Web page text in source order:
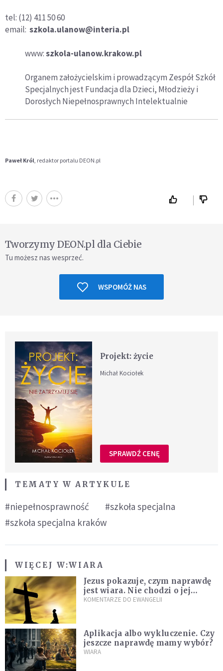
tel: (12) 411 50 60
email: szkola.ulanow@interia.pl
www:szkola-ulanow.krakow.pl
Organem założycielskim i prowadzącym Zespół Szkół
Specjalnych jest Fundacja dla Dzieci, Młodzieży i
Dorosłych Niepełnosprawnych Intelektualnie
Paweł Król, redaktor portalu DEON.pl
Tworzymy DEON.pl dla Ciebie
Tu możesz nas wesprzeć.
WSPOMÓŻ NAS
Projekt: życie
Michał Kociołek
SPRAWDŹ CENĘ
TEMATY W ARTYKULE
#niepełnosprawność
#szkoła specjalna
#szkoła specjalna kraków
WIĘCEJ W:WIARA
Jezus pokazuje, czym naprawdę
jest wiara. Nie chodzi o jej
wielkość
KOMENTARZE DO EWANGELII
Aplikacja albo wykluczenie. Czy
jeszcze naprawdę mamy wybór?
WIARA